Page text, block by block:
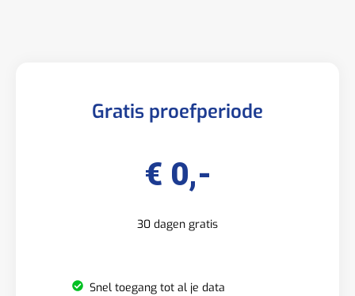
Gratis proefperiode
€ 0,-
30 dagen gratis
Snel toegang tot al je data